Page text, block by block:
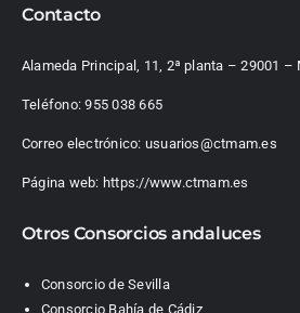
Contacto
Alameda Principal, 11, 2ª planta – 29001 –
Teléfono:955 038 665
Correo electrónico: usuarios@ctmam.es
Página web: https://www.ctmam.es
Otros Consorcios andaluces
Consorcio de Sevilla
Consorcio Bahía de Cádiz